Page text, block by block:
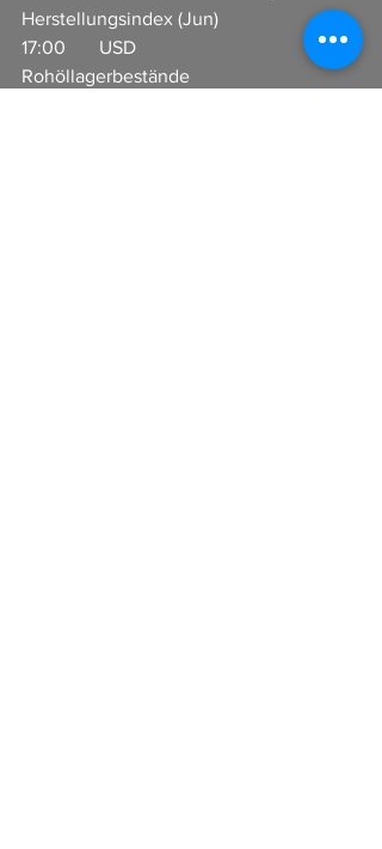
Herstellungsindex (Jun)
17:00       USD
Rohöllagerbestände